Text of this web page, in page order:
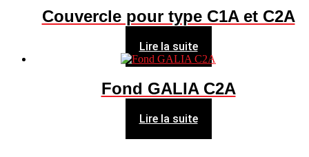
Couvercle pour type C1A et C2A
Lire la suite
Fond GALIA C2A
Lire la suite